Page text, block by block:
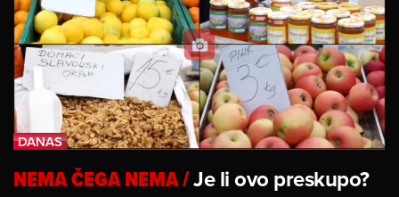
NEMA ČEGA NEMA/Je li ovo preskupo?